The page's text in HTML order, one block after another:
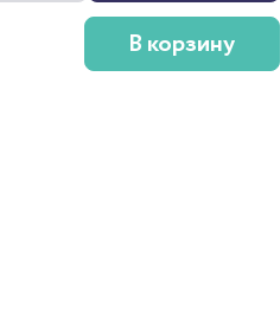
В корзину